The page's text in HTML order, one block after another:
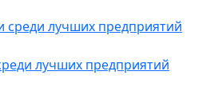
лучших предприятий